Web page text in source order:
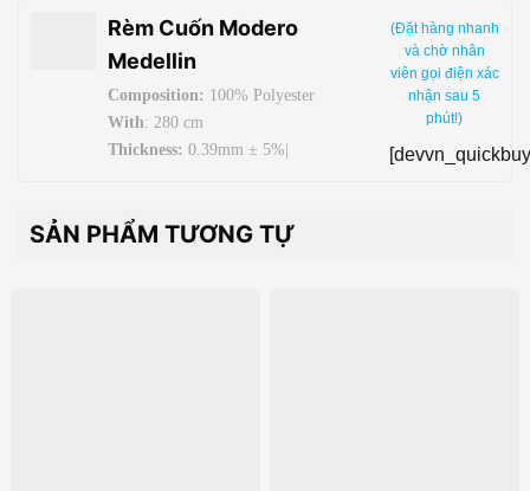
Rèm Cuốn Modero
Medellin
Composition: 100% Polyester
With: 280 cm
Thickness: 0.39mm ± 5%|
Origin: Korea
(Đặt hàng nhanh
và chờ nhân
viên gọi điện xác
nhận sau 5
phút!)
SẢN PHẨM TƯƠNG TỰ